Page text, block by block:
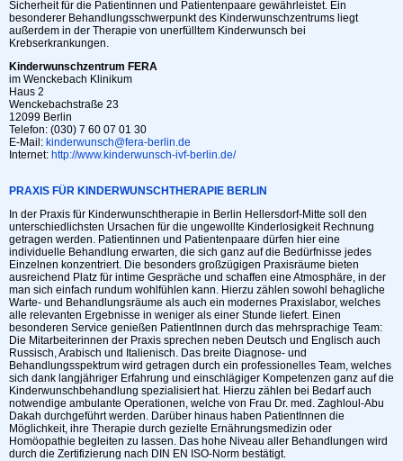
Sicherheit für die Patientinnen und Patientenpaare gewährleistet. Ein
besonderer Behandlungsschwerpunkt des Kinderwunschzentrums liegt
außerdem in der Therapie von unerfülltem Kinderwunsch bei
Krebserkrankungen.
Kinderwunschzentrum FERA
im Wenckebach Klinikum
Haus 2
Wenckebachstraße 23
12099 Berlin
Telefon: (030) 7 60 07 01 30
E-Mail: kinderwunsch@fera-berlin.de
Internet: http://www.kinderwunsch-ivf-berlin.de/
PRAXIS FÜR KINDERWUNSCHTHERAPIE BERLIN
In der Praxis für Kinderwunschtherapie in Berlin Hellersdorf-Mitte soll den
unterschiedlichsten Ursachen für die ungewollte Kinderlosigkeit Rechnung
getragen werden. Patientinnen und Patientenpaare dürfen hier eine
individuelle Behandlung erwarten, die sich ganz auf die Bedürfnisse jedes
Einzelnen konzentriert. Die besonders großzügigen Praxisräume bieten
ausreichend Platz für intime Gespräche und schaffen eine Atmosphäre, in der
man sich einfach rundum wohlfühlen kann. Hierzu zählen sowohl behagliche
Warte- und Behandlungsräume als auch ein modernes Praxislabor, welches
alle relevanten Ergebnisse in weniger als einer Stunde liefert. Einen
besonderen Service genießen PatientInnen durch das mehrsprachige Team:
Die Mitarbeiterinnen der Praxis sprechen neben Deutsch und Englisch auch
Russisch, Arabisch und Italienisch. Das breite Diagnose- und
Behandlungsspektrum wird getragen durch ein professionelles Team, welches
sich dank langjähriger Erfahrung und einschlägiger Kompetenzen ganz auf die
Kinderwunschbehandlung spezialisiert hat. Hierzu zählen bei Bedarf auch
notwendige ambulante Operationen, welche von Frau Dr. med. Zaghloul-Abu
Dakah durchgeführt werden. Darüber hinaus haben PatientInnen die
Möglichkeit, ihre Therapie durch gezielte Ernährungsmedizin oder
Homöopathie begleiten zu lassen. Das hohe Niveau aller Behandlungen wird
durch die Zertifizierung nach DIN EN ISO-Norm bestätigt.